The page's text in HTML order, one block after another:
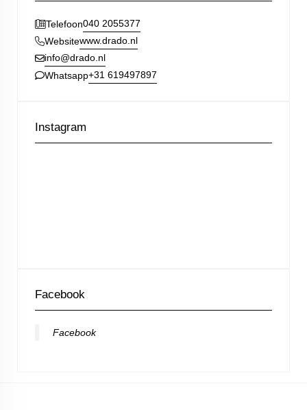
Telefoon040 2055377
Websitewww.drado.nl
info@drado.nl
Whatsapp+31 619497897
Instagram
Facebook
Facebook